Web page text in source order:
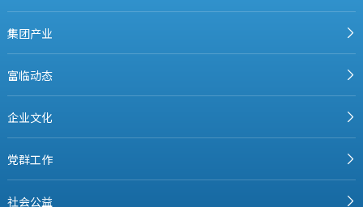
集团产业
富临动态
企业文化
党群工作
社会公益